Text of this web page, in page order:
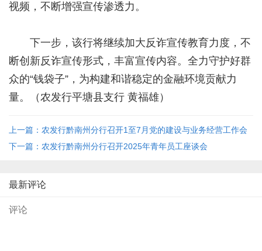
视频，不断增强宣传渗透力。
下一步，该行将继续加大反诈宣传教育力度，不
断创新反诈宣传形式，丰富宣传内容。全力守护好群
众的“钱袋子”，为构建和谐稳定的金融环境贡献力
量。（农发行平塘县支行 黄福雄）
上一篇：农发行黔南州分行召开1至7月党的建设与业务经营工作会
议
下一篇：农发行黔南州分行召开2025年青年员工座谈会
最新评论